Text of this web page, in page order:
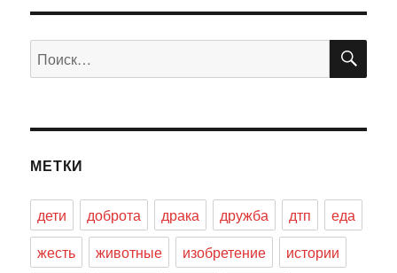
Искать:
МЕТКИ
дети доброта драка дружба дтп
еда
жесть
животные изобретение
истории